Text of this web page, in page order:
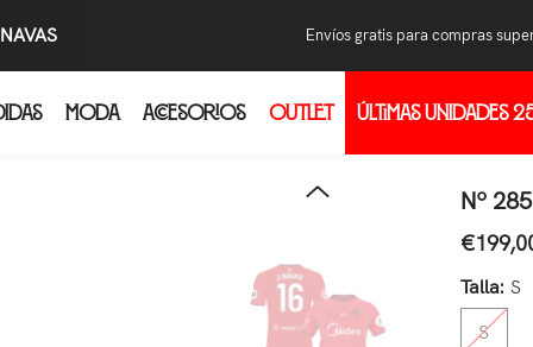
Envíos gratis para compras
Al
MODA ACCESORIOS OUTLET ÚLTIMAS UNIDADES
Nº
Precio
Talla: S
S